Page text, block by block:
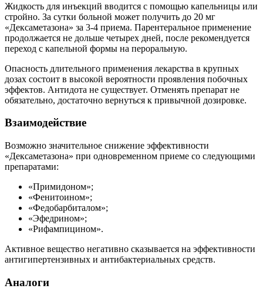
Жидкость для инъекций вводится с помощью капельницы или
стройно. За сутки больной может получить до 20 мг
«Дексаметазона» за 3-4 приема. Парентеральное применение
продолжается не дольше четырех дней, после рекомендуется
переход с капельной формы на пероральную.
Опасность длительного применения лекарства в крупных
дозах состоит в высокой вероятности проявления побочных
эффектов. Антидота не существует. Отменять препарат не
обязательно, достаточно вернуться к привычной дозировке.
Взаимодействие
Возможно значительное снижение эффективности
«Дексаметазона» при одновременном приеме со следующими
препаратами:
«Примидоном»;
«Фенитоином»;
«Федобарбиталом»;
«Эфедрином»;
«Рифампицином».
Активное вещество негативно сказывается на эффективности
антигипертензивных и антибактериальных средств.
Аналоги